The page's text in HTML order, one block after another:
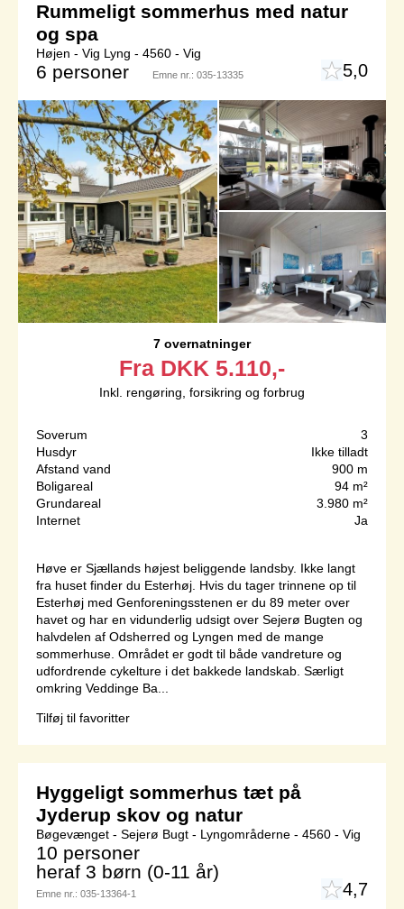
Rummeligt sommerhus med natur
og spa
Højen - Vig Lyng - 4560 - Vig
6 personer Emne nr.: 035-13335 5,0
7 overnatninger
Fra DKK 5.110,-
Inkl. rengøring, forsikring og forbrug
Soverum
3
Husdyr
Ikke tilladt
Afstand vand
900 m
Boligareal
94 m²
Grundareal
3.980 m²
Internet
Ja
Høve er Sjællands højest beliggende landsby. Ikke langt
fra huset finder du Esterhøj. Hvis du tager trinnene op til
Esterhøj med Genforeningsstenen er du 89 meter over
havet og har en vidunderlig udsigt over Sejerø Bugten og
halvdelen af Odsherred og Lyngen med de mange
sommerhuse. Området er godt til både vandreture og
udfordrende cykelture i det bakkede landskab. Særligt
omkring Veddinge Ba...
Tilføj til favoritter
Hyggeligt sommerhus tæt på
Jyderup skov og natur
Bøgevænget - Sejerø Bugt - Lyngområderne - 4560 - Vig
10 personer
heraf 3 børn (0-11 år)
Emne nr.: 035-13364-1 4,7